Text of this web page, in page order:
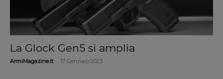
La Glock Gen5 si amplia
ArmiMagazine.it 17 Gennaio 2023